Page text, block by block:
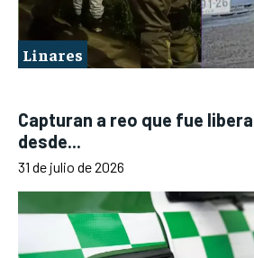
Linares
Capturan a reo que fue
desde...
31 de julio de 2026